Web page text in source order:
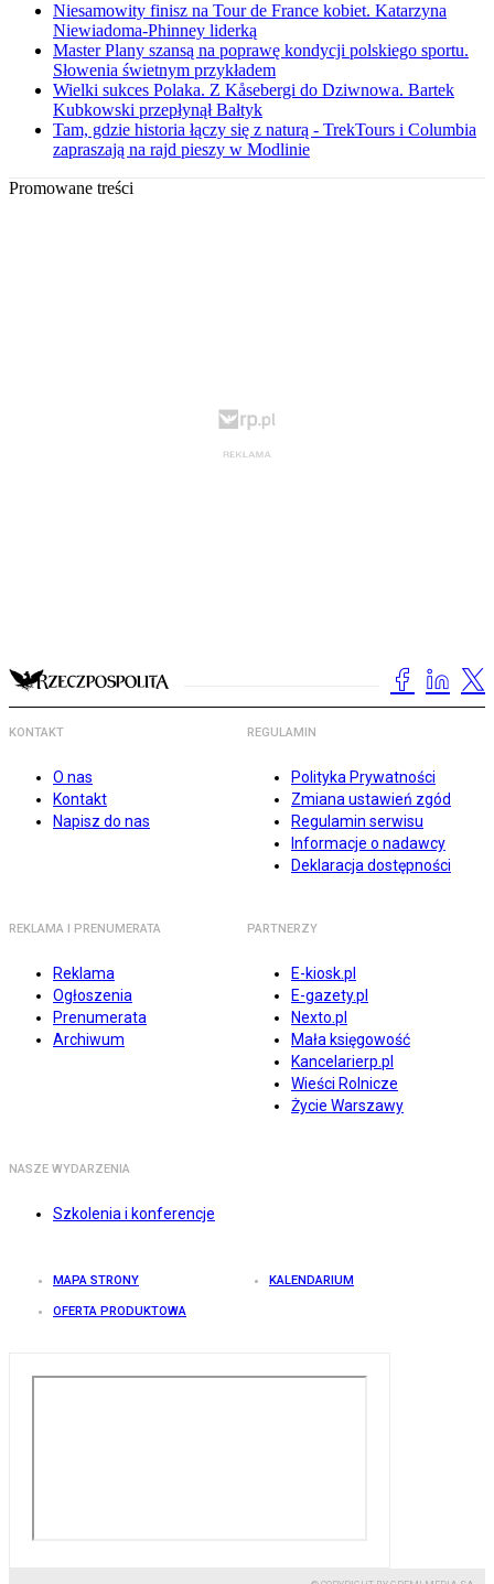
Niesamowity finisz na Tour de France kobiet. Katarzyna
Niewiadoma-Phinney liderką
Master Plany szansą na poprawę kondycji polskiego sportu.
Słowenia świetnym przykładem
Wielki sukces Polaka. Z Kåsebergi do Dziwnowa. Bartek
Kubkowski przepłynął Bałtyk
Tam, gdzie historia łączy się z naturą - TrekTours i Columbia
zapraszają na rajd pieszy w Modlinie
Promowane treści
KONTAKT
O nas
Kontakt
Napisz do nas
REGULAMIN
Polityka Prywatności
Zmiana ustawień zgód
Regulamin serwisu
Informacje o nadawcy
Deklaracja dostępności
REKLAMA I PRENUMERATA
Reklama
Ogłoszenia
Prenumerata
Archiwum
PARTNERZY
E-kiosk.pl
E-gazety.pl
Nexto.pl
Mała księgowość
Kancelarierp.pl
Wieści Rolnicze
Życie Warszawy
NASZE WYDARZENIA
Szkolenia i konferencje
MAPA STRONY KALENDARIUM
OFERTA PRODUKTOWA